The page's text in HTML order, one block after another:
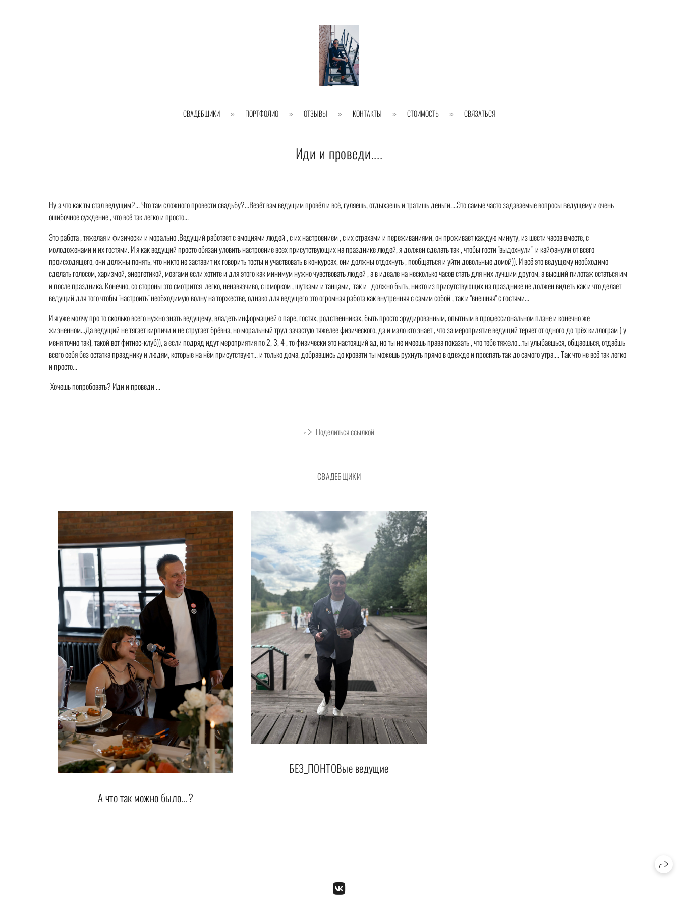
СВАДЕБЩИКИ ПОРТФОЛИО ОТЗЫВЫ КОНТАКТЫ СТОИМОСТЬ СВЯЗАТЬСЯ
Иди и проведи....
Ну а что как ты стал ведущим?... Что там сложного провести свадьбу?...Везёт вам ведущим провёл и всё, гуляешь, отдыхаешь и тратишь деньги....Это самые часто задаваемые вопросы ведущему и очень
ошибочное суждение , что всё так легко и просто...
Это работа , тяжелая и физически и морально .Ведущий работает с эмоциями людей , с их настроением , с их страхами и переживаниями, он проживает каждую минуту, из шести часов вместе, с
молодоженами и их гостями. И я как ведущий просто обязан уловить настроение всех присутствующих на празднике людей, я должен сделать так , чтобы гости "выдохнули" и кайфанули от всего
происходящего, они должны понять, что никто не заставит их говорить тосты и участвовать в конкурсах, они должны отдохнуть , пообщаться и уйти довольные домой)). И всё это ведущему необходимо
сделать голосом, харизмой, энергетикой, мозгами если хотите и для этого как минимум нужно чувствовать людей , а в идеале на несколько часов стать для них лучшим другом, а высший пилотаж остаться им
и после праздника. Конечно, со стороны это смотрится легко, ненавязчиво, с юморком , шутками и танцами, так и должно быть, никто из присутствующих на празднике не должен видеть как и что делает
ведущий для того чтобы "настроить" необходимую волну на торжестве, однако для ведущего это огромная работа как внутренняя с самим собой , так и "внешняя" с гостями...
И я уже молчу про то сколько всего нужно знать ведущему, владеть информацией о паре, гостях, родственниках, быть просто эрудированным, опытным в профессиональном плане и конечно же
жизненном...Да ведущий не тягает кирпичи и не стругает брёвна, но моральный труд зачастую тяжелее физического, да и мало кто знает , что за мероприятие ведущий теряет от одного до трёх киллограм ( у
меня точно так), такой вот фитнес-клуб)), а если подряд идут мероприятия по 2, 3, 4 , то физически это настоящий ад, но ты не имеешь права показать , что тебе тяжело...ты улыбаешься, общаешься, отдаёшь
всего себя без остатка празднику и людям, которые на нём присутствуют... и только дома, добравшись до кровати ты можешь рухнуть прямо в одежде и проспать так до самого утра.... Так что не всё так легко
и просто...
Хочешь попробовать? Иди и проведи ...
Поделиться ссылкой
СВАДЕБЩИКИ
А что так можно было...?
БЕЗ_ПОНТОВые ведущие